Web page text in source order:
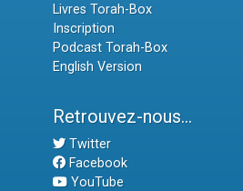
Livres Torah-Box
Inscription
Podcast Torah-Box
English Version
Retrouvez-nous...
Twitter
Facebook
YouTube